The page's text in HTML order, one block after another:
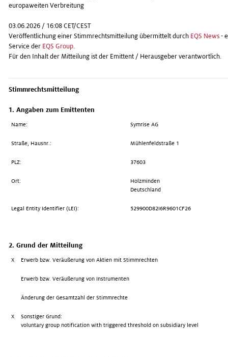
europaweiten Verbreitung
03.06.2026 / 16:08 CET/CEST
Veröffentlichung einer Stimmrechtsmitteilung übermittelt durch EQS News-
Service der EQS Group.
Für den Inhalt der Mitteilung ist der Emittent / Herausgeber verantwortlich.
Stimmrechtsmitteilung
1. Angaben zum Emittenten
Name: Symrise AG
Straße, Hausnr.: Mühlenfeldstraße 1
PLZ: 37603
Ort:
Holzminden
Deutschland
Legal Entity Identifier (LEI): 529900D82I6R9601CF26
2. Grund der Mitteilung
X Erwerb bzw. Veräußerung von Aktien mit Stimmrechten
Erwerb bzw. Veräußerung von Instrumenten
Änderung der Gesamtzahl der Stimmrechte
X
Sonstiger Grund:
voluntary group notification with triggered threshold on subsidiary level